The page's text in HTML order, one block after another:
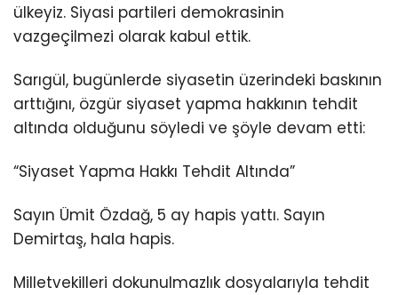
ülkeyiz. Siyasi partileri demokrasinin
vazgeçilmezi olarak kabul ettik.
Sarıgül, bugünlerde siyasetin üzerindeki baskının
arttığını, özgür siyaset yapma hakkının tehdit
altında olduğunu söyledi ve şöyle devam etti:
“Siyaset Yapma Hakkı Tehdit Altında”
Sayın Ümit Özdağ, 5 ay hapis yattı. Sayın
Demirtaş, hala hapis.
Milletvekilleri dokunulmazlık dosyalarıyla tehdit